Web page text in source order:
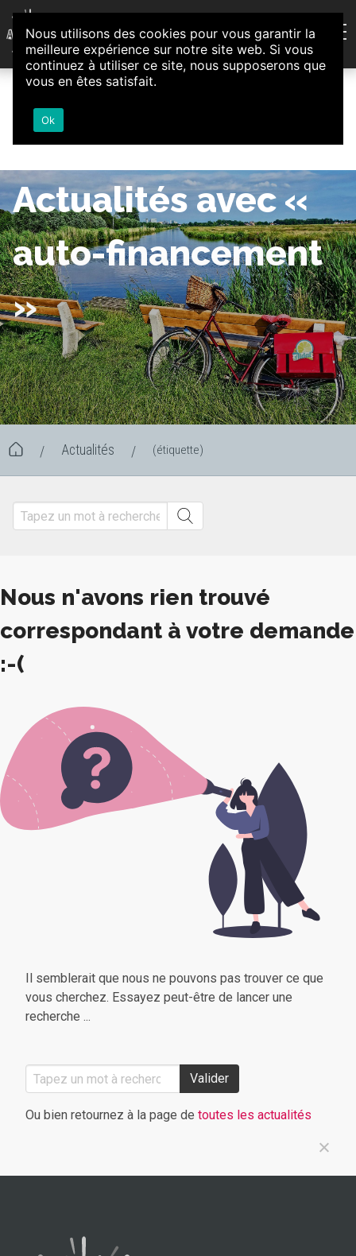
Aller au contenu
Association d'Animation et d'Initiatives Citoyennes
Loire-Authion
Actualités avec «
auto-financement
»
/ Actualités / (étiquette)
Nous n'avons rien trouvé
correspondant à votre demande
:-(
Il semblerait que nous ne pouvons pas trouver ce que
vous cherchez. Essayez peut-être de lancer une
recherche ...
Valider
Ou bien retournez à la page de toutes les actualités
Nous utilisons des cookies pour vous garantir la
meilleure expérience sur notre site web. Si vous
continuez à utiliser ce site, nous supposerons que
vous en êtes satisfait.
Ok